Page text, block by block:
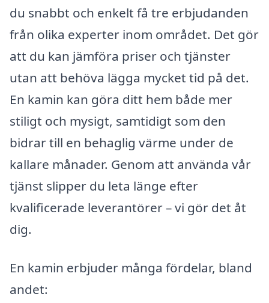
du snabbt och enkelt få tre erbjudanden
från olika experter inom området. Det gör
att du kan jämföra priser och tjänster
utan att behöva lägga mycket tid på det.
En kamin kan göra ditt hem både mer
stiligt och mysigt, samtidigt som den
bidrar till en behaglig värme under de
kallare månader. Genom att använda vår
tjänst slipper du leta länge efter
kvalificerade leverantörer – vi gör det åt
dig.
En kamin erbjuder många fördelar, bland
andet: